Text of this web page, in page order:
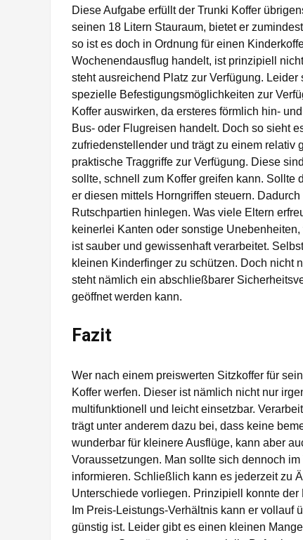
Diese Aufgabe erfüllt der Trunki Koffer
seinen 18 Litern Stauraum, bietet er
so ist es doch in Ordnung für einen
Wochenendausflug handelt, ist prinzipiell
steht ausreichend Platz zur Verfügung.
spezielle Befestigungsmöglichkeiten zur
Koffer auswirken, da ersteres förmlich hin-
Bus- oder Flugreisen handelt. Doch so sieht
zufriedenstellender und trägt zu einem relativ
praktische Traggriffe zur Verfügung. Diese
sollte, schnell zum Koffer greifen kann. Sollte
er diesen mittels Horngriffen steuern.
Rutschpartien hinlegen. Was viele Eltern
keinerlei Kanten oder sonstige
ist sauber und gewissenhaft verarbeitet.
kleinen Kinderfinger zu schützen. Doch nicht
steht nämlich ein abschließbarer
geöffnet werden kann.
Fazit
Wer nach einem preiswerten Sitzkoffer für
Koffer werfen. Dieser ist nämlich nicht nur
multifunktionell und leicht einsetzbar.
trägt unter anderem dazu bei, dass keine
wunderbar für kleinere Ausflüge, kann aber
Voraussetzungen. Man sollte sich dennoch
informieren. Schließlich kann es jederzeit zu
Unterschiede vorliegen. Prinzipiell konnte
Im Preis-Leistungs-Verhältnis kann er vollauf
günstig ist. Leider gibt es einen kleinen